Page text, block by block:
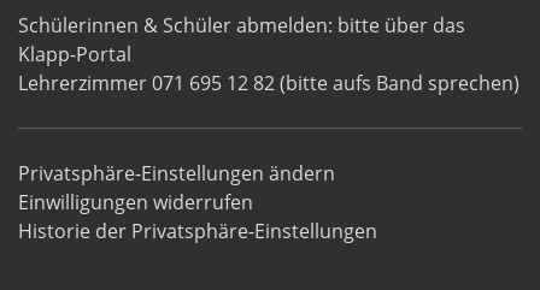
Schülerinnen & Schüler abmelden: bitte über das
Klapp-Portal
Lehrerzimmer 071 695 12 82 (bitte aufs Band sprechen)
Privatsphäre-Einstellungen ändern
Einwilligungen widerrufen
Historie der Privatsphäre-Einstellungen